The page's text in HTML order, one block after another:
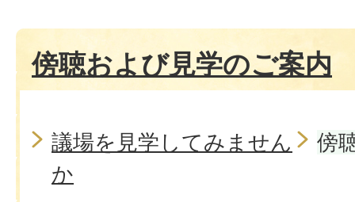
傍聴および見学のご案内
議場を見学してみません
か
傍